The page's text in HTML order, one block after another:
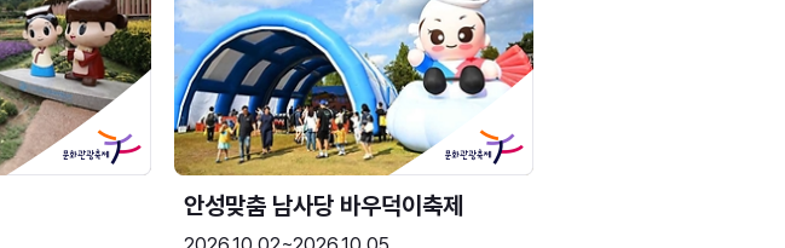
안성맞춤 남사당 바우덕이축제